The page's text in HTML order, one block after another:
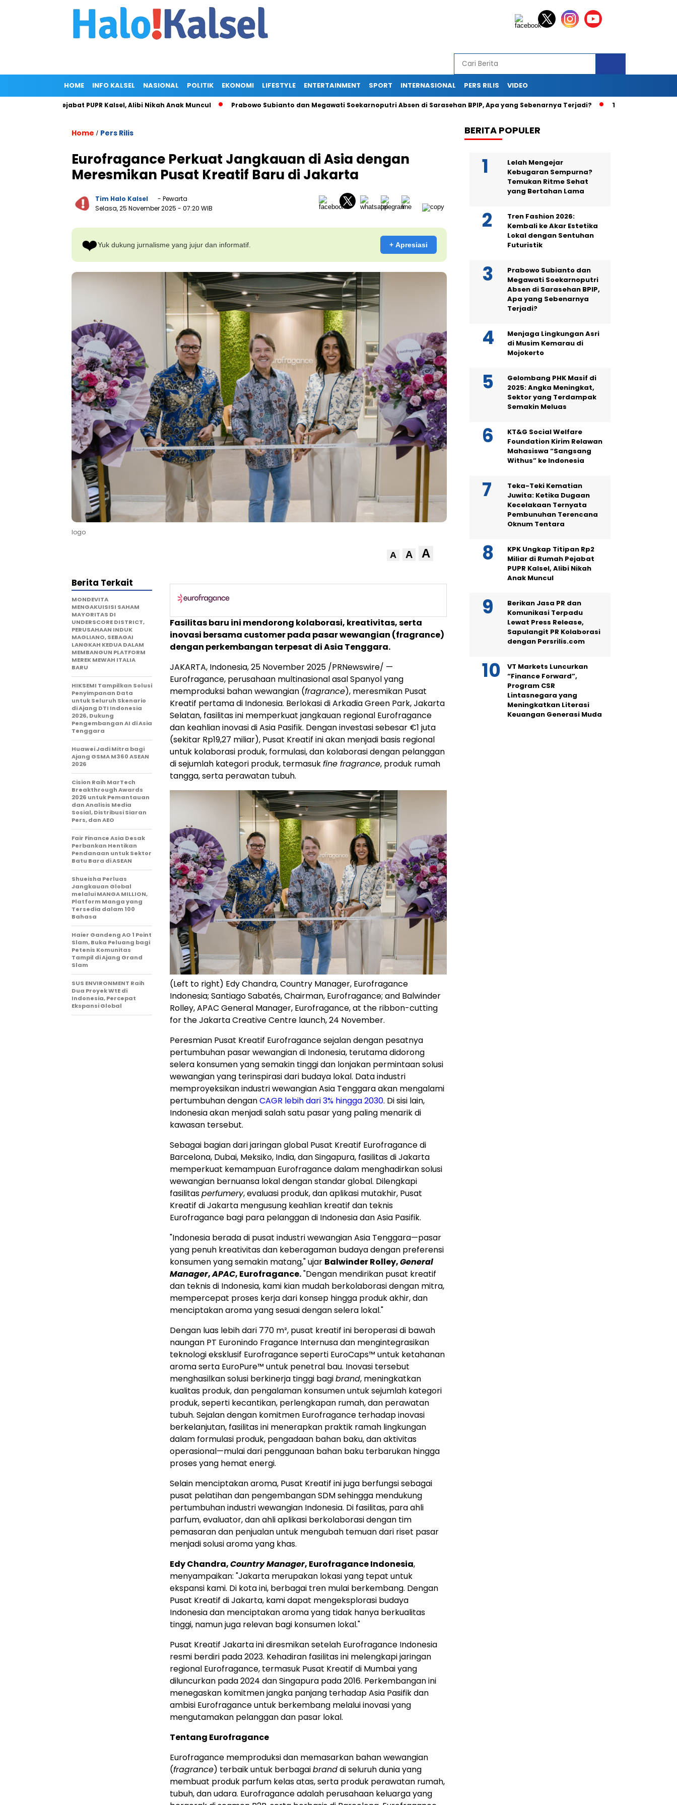
HOME INFO KALSEL NASIONAL POLITIK EKONOMI LIFESTYLE ENTERTAINMENT SPORT INTERNASIONAL PERS RILIS VIDEO
Pejabat PUPR Kalsel, Alibi Nikah Anak Muncul Prabowo Subianto dan Megawati Soekarnoputri Absen di Sarasehan BPIP, Apa yang Sebenarnya Terjadi? Teka-Teki Kematian
Home / Pers Rilis
Eurofragance Perkuat Jangkauan di Asia dengan
Meresmikan Pusat Kreatif Baru di Jakarta
Tim Halo Kalsel
- Pewarta
Selasa, 25 November 2025 - 07:20 WIB
❤️Yuk dukung jurnalisme yang jujur dan informatif. + Apresiasi
logo
A A A
Fasilitas baru ini mendorong kolaborasi, kreativitas, serta
inovasi bersama customer pada pasar wewangian (fragrance)
dengan perkembangan terpesat diAsia Tenggara.
JAKARTA, Indonesia,25 November 2025 /PRNewswire/ —
Eurofragance, perusahaan multinasional asal Spanyol yang
memproduksi bahan wewangian (fragrance), meresmikan Pusat
Kreatif pertama di Indonesia. Berlokasi diArkadia Green Park, Jakarta
Selatan, fasilitas ini memperkuat jangkauan regional Eurofragance
dan keahlian inovasi di Asia Pasifik. Dengan investasi sebesar €1 juta
(sekitar Rp19,27 miliar), Pusat Kreatif ini akan menjadi basis regional
untuk kolaborasi produk, formulasi, dan kolaborasi dengan pelanggan
di sejumlah kategori produk, termasukfine fragrance, produk rumah
tangga, serta perawatan tubuh.
(Left to right) Edy Chandra, Country Manager, Eurofragance
Indonesia; Santiago Sabatés, Chairman, Eurofragance; and Balwinder
Rolley, APAC General Manager, Eurofragance, at the ribbon-cutting
for the Jakarta Creative Centre launch, 24 November.
Peresmian Pusat Kreatif Eurofragance sejalan dengan pesatnya
pertumbuhan pasar wewangian di Indonesia, terutama didorong
selera konsumen yang semakin tinggi dan lonjakan permintaan solusi
wewangian yang terinspirasi dari budaya lokal. Data industri
memproyeksikan industri wewangianAsia Tenggaraakan mengalami
pertumbuhan denganCAGR lebih dari 3% hingga 2030. Di sisi lain,
Indonesiaakan menjadi salah satu pasar yang paling menarik di
kawasan tersebut.
Sebagai bagian dari jaringan global Pusat Kreatif Eurofragance di
Barcelona, Dubai, Meksiko, India, dan Singapura, fasilitas diJakarta
memperkuat kemampuan Eurofragance dalam menghadirkan solusi
wewangian bernuansa lokal dengan standar global. Dilengkapi
fasilitasperfumery, evaluasi produk, dan aplikasi mutakhir, Pusat
Kreatif diJakarta mengusung keahlian kreatif dan teknis
Eurofragance bagi para pelanggan di Indonesiadan Asia Pasifik.
"Indonesia berada di pusat industri wewangian Asia Tenggara—pasar
yang penuh kreativitas dan keberagaman budaya dengan preferensi
konsumen yang semakin matang," ujar Balwinder Rolley,General
Manager,APAC, Eurofragance."Dengan mendirikan pusat kreatif
dan teknis di Indonesia, kami kian mudah berkolaborasi dengan mitra,
mempercepat proses kerja dari konsep hingga produk akhir, dan
menciptakan aroma yang sesuai dengan selera lokal."
Dengan luas lebih dari 770 m², pusat kreatif ini beroperasi di bawah
naungan PT Euronindo Fragance Internusa dan mengintegrasikan
teknologi eksklusif Eurofragance seperti EuroCaps™ untuk ketahanan
aroma serta EuroPure™ untuk penetral bau. Inovasi tersebut
menghasilkan solusi berkinerja tinggi bagibrand, meningkatkan
kualitas produk, dan pengalaman konsumen untuk sejumlah kategori
produk, seperti kecantikan, perlengkapan rumah, dan perawatan
tubuh. Sejalan dengan komitmen Eurofragance terhadap inovasi
berkelanjutan, fasilitas ini menerapkan praktik ramah lingkungan
dalam formulasi produk, pengadaan bahan baku, dan aktivitas
operasional—mulai dari penggunaan bahan baku terbarukan hingga
proses yang hemat energi.
Selain menciptakan aroma, Pusat Kreatif ini juga berfungsi sebagai
pusat pelatihan dan pengembangan SDM sehingga mendukung
pertumbuhan industri wewangian Indonesia. Di fasilitas, para ahli
parfum, evaluator, dan ahli aplikasi berkolaborasi dengan tim
pemasaran dan penjualan untuk mengubah temuan dari riset pasar
menjadi solusi aroma yang khas.
Edy Chandra,Country Manager, Eurofragance Indonesia,
menyampaikan: "Jakarta merupakan lokasi yang tepat untuk
ekspansi kami. Di kota ini, berbagai tren mulai berkembang. Dengan
Pusat Kreatif diJakarta, kami dapat mengeksplorasi budaya
Indonesiadan menciptakan aroma yang tidak hanya berkualitas
tinggi, namun juga relevan bagi konsumen lokal."
Pusat Kreatif Jakarta ini diresmikan setelah Eurofragance Indonesia
resmi berdiri pada 2023. Kehadiran fasilitas ini melengkapi jaringan
regional Eurofragance, termasuk Pusat Kreatif di Mumbaiyang
diluncurkan pada 2024 dan Singapura pada 2016. Perkembangan ini
menegaskan komitmen jangka panjang terhadap Asia Pasifik dan
ambisi Eurofragance untuk berkembang melalui inovasi yang
mengutamakan pelanggan dan pasar lokal.
Tentang Eurofragance
Eurofragance memproduksi dan memasarkan bahan wewangian
(fragrance) terbaik untuk berbagaibranddi seluruh dunia yang
membuat produk parfum kelas atas, serta produk perawatan rumah,
tubuh, dan udara. Eurofragance adalah perusahaan keluarga yang
Berita Terkait
MONDEVITA
MENGAKUISISI SAHAM
MAYORITAS DI
UNDERSCORE DISTRICT,
PERUSAHAAN INDUK
MAGLIANO, SEBAGAI
LANGKAH KEDUA DALAM
MEMBANGUN PLATFORM
MEREK MEWAH ITALIA
BARU
HIKSEMI Tampilkan Solusi
Penyimpanan Data
untuk Seluruh Skenario
di Ajang DTI Indonesia
2026, Dukung
Pengembangan AI di Asia
Tenggara
Huawei Jadi Mitra bagi
Ajang GSMA M360 ASEAN
2026
Cision Raih MarTech
Breakthrough Awards
2026 untuk Pemantauan
dan Analisis Media
Sosial, Distribusi Siaran
Pers, dan AEO
Fair Finance Asia Desak
Perbankan Hentikan
Pendanaan untuk Sektor
Batu Bara di ASEAN
Shueisha Perluas
Jangkauan Global
melalui MANGA MILLION,
Platform Manga yang
Tersedia dalam 100
Bahasa
Haier Gandeng AO 1 Point
Slam, Buka Peluang bagi
Petenis Komunitas
Tampil di Ajang Grand
Slam
SUS ENVIRONMENT Raih
Dua Proyek WtE di
Indonesia, Percepat
Ekspansi Global
BERITA POPULER
Lelah Mengejar
Kebugaran Sempurna?
Temukan Ritme Sehat
yang Bertahan Lama
Tren Fashion 2026:
Kembali ke Akar Estetika
Lokal dengan Sentuhan
Futuristik
Prabowo Subianto dan
Megawati Soekarnoputri
Absen di Sarasehan BPIP,
Apa yang Sebenarnya
Terjadi?
Menjaga Lingkungan Asri
di Musim Kemarau di
Mojokerto
Gelombang PHK Masif di
2025: Angka Meningkat,
Sektor yang Terdampak
Semakin Meluas
KT&G Social Welfare
Foundation Kirim Relawan
Mahasiswa “Sangsang
Withus” ke Indonesia
Teka-Teki Kematian
Juwita: Ketika Dugaan
Kecelakaan Ternyata
Pembunuhan Terencana
Oknum Tentara
KPK Ungkap Titipan Rp2
Miliar di Rumah Pejabat
PUPR Kalsel, Alibi Nikah
Anak Muncul
Berikan Jasa PR dan
Komunikasi Terpadu
Lewat Press Release,
Sapulangit PR Kolaborasi
dengan Persrilis.com
VT Markets Luncurkan
“Finance Forward”,
Program CSR
Lintasnegara yang
Meningkatkan Literasi
Keuangan Generasi Muda